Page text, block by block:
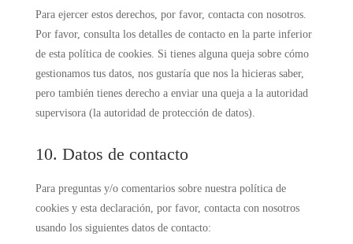
Para ejercer estos derechos, por favor, contacta con nosotros.
Por favor, consulta los detalles de contacto en la parte inferior
de esta política de cookies. Si tienes alguna queja sobre cómo
gestionamos tus datos, nos gustaría que nos la hicieras saber,
pero también tienes derecho a enviar una queja a la autoridad
supervisora (la autoridad de protección de datos).
10. Datos de contacto
Para preguntas y/o comentarios sobre nuestra política de
cookies y esta declaración, por favor, contacta con nosotros
usando los siguientes datos de contacto: